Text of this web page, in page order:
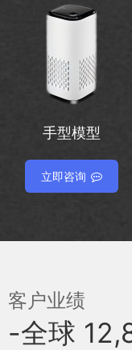
手型模型
立即咨询
客户业绩
-全球